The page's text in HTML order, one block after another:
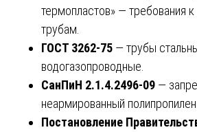
термопластов» — требования
трубам.
ГОСТ 3262-75 — трубы
водогазопроводные.
СанПиН 2.1.4.2496-09 —
неармированный
Постановление